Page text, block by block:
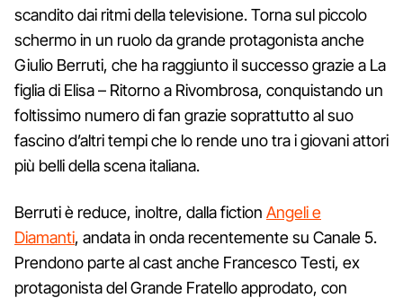
scandito dai ritmi della televisione. Torna sul piccolo
schermo in un ruolo da grande protagonista anche
Giulio Berruti, che ha raggiunto il successo grazie a La
figlia di Elisa – Ritorno a Rivombrosa, conquistando un
foltissimo numero di fan grazie soprattutto al suo
fascino d’altri tempi che lo rende uno tra i giovani attori
più belli della scena italiana.
Berruti è reduce, inoltre, dalla fiction Angeli e
Diamanti, andata in onda recentemente su Canale 5.
Prendono parte al cast anche Francesco Testi, ex
protagonista del Grande Fratello approdato, con